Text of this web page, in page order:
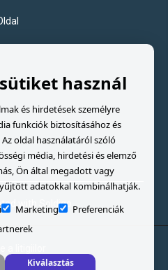
with Soldigo
használ
és hirdetések személyre
funkciók biztosításához és
oldal használatáról szóló
média, hirdetési és elemző
Ön által megadott vagy
adatokkal kombinálhatják.
Marketing
Preferenciák
Kiválasztás